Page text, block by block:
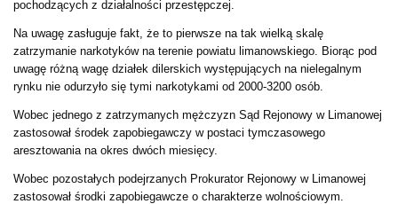
pochodzących z działalności przestępczej.
Na uwagę zasługuje fakt, że to pierwsze na tak wielką skalę
zatrzymanie narkotyków na terenie powiatu limanowskiego. Biorąc pod
uwagę różną wagę działek dilerskich występujących na nielegalnym
rynku nie odurzyło się tymi narkotykami od 2000-3200 osób.
Wobec jednego z zatrzymanych mężczyzn Sąd Rejonowy w Limanowej
zastosował środek zapobiegawczy w postaci tymczasowego
aresztowania na okres dwóch miesięcy.
Wobec pozostałych podejrzanych Prokurator Rejonowy w Limanowej
zastosował środki zapobiegawcze o charakterze wolnościowym.